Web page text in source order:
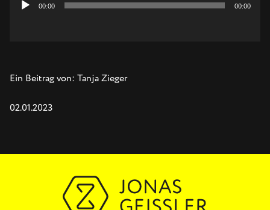
00:00 00:00
Ein Beitrag von: Tanja Zieger
02.01.2023